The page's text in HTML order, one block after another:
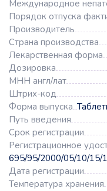
Международное
Порядок отпуска
Производитель
Страна производства
Лекарственная форма
Дозировка
МНН англ/лат
Штрих-код
Форма выпуска
Путь введения
Срок регистрации
Регистрационное
695/95/2000/05/10/15/
Дата регистрации
Температура хранения